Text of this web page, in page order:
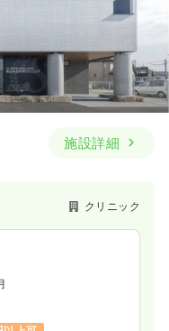
施設詳細
クリニック